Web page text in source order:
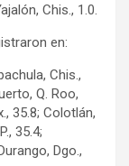
Chis., 1.0.
en:
Chis.,
Q. Roo,
35.8; Colotlán,
35.4;
Dgo.,